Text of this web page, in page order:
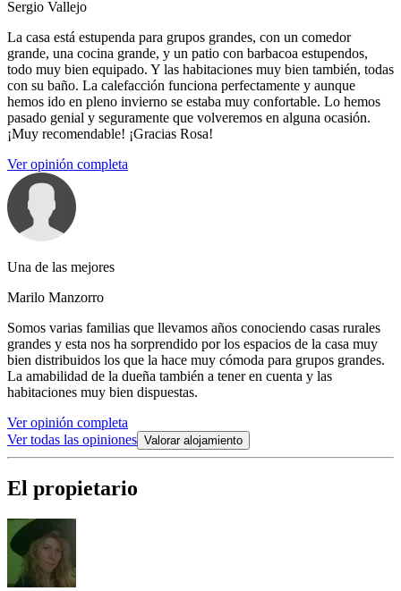
Sergio Vallejo
La casa está estupenda para grupos grandes, con un comedor
grande, una cocina grande, y un patio con barbacoa estupendos,
todo muy bien equipado. Y las habitaciones muy bien también, todas
con su baño. La calefacción funciona perfectamente y aunque
hemos ido en pleno invierno se estaba muy confortable. Lo hemos
pasado genial y seguramente que volveremos en alguna ocasión.
¡Muy recomendable! ¡Gracias Rosa!
Ver opinión completa
Una de las mejores
Marilo Manzorro
Somos varias familias que llevamos años conociendo casas rurales
grandes y esta nos ha sorprendido por los espacios de la casa muy
bien distribuidos los que la hace muy cómoda para grupos grandes.
La amabilidad de la dueña también a tener en cuenta y las
habitaciones muy bien dispuestas.
Ver opinión completa
Ver todas las opiniones Valorar alojamiento
El propietario